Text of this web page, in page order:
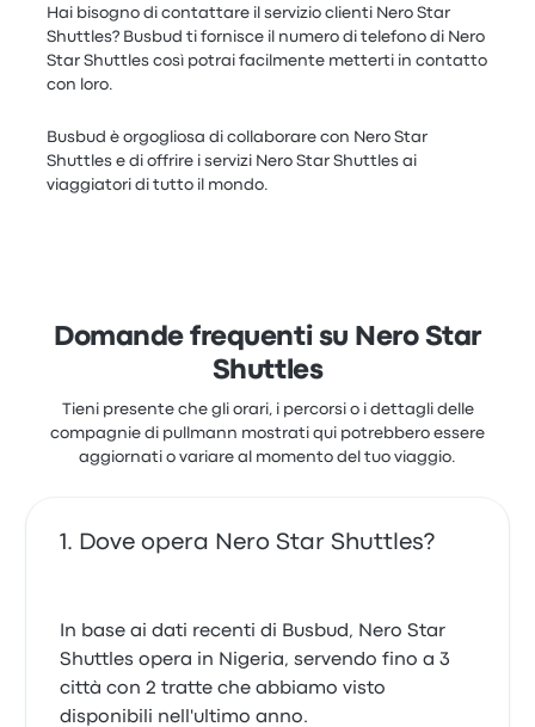
Hai bisogno di contattare il servizio clienti Nero Star
Shuttles? Busbud ti fornisce il numero di telefono di Nero
Star Shuttles così potrai facilmente metterti in contatto
con loro.
Busbud è orgogliosa di collaborare con Nero Star
Shuttles e di offrire i servizi Nero Star Shuttles ai
viaggiatori di tutto il mondo.
Domande frequenti su Nero Star
Shuttles
Tieni presente che gli orari, i percorsi o i dettagli delle
compagnie di pullmann mostrati qui potrebbero essere
aggiornati o variare al momento del tuo viaggio.
Dove opera Nero Star Shuttles?
In base ai dati recenti di Busbud, Nero Star
Shuttles opera in Nigeria, servendo fino a 3
città con 2 tratte che abbiamo visto
disponibili nell'ultimo anno.